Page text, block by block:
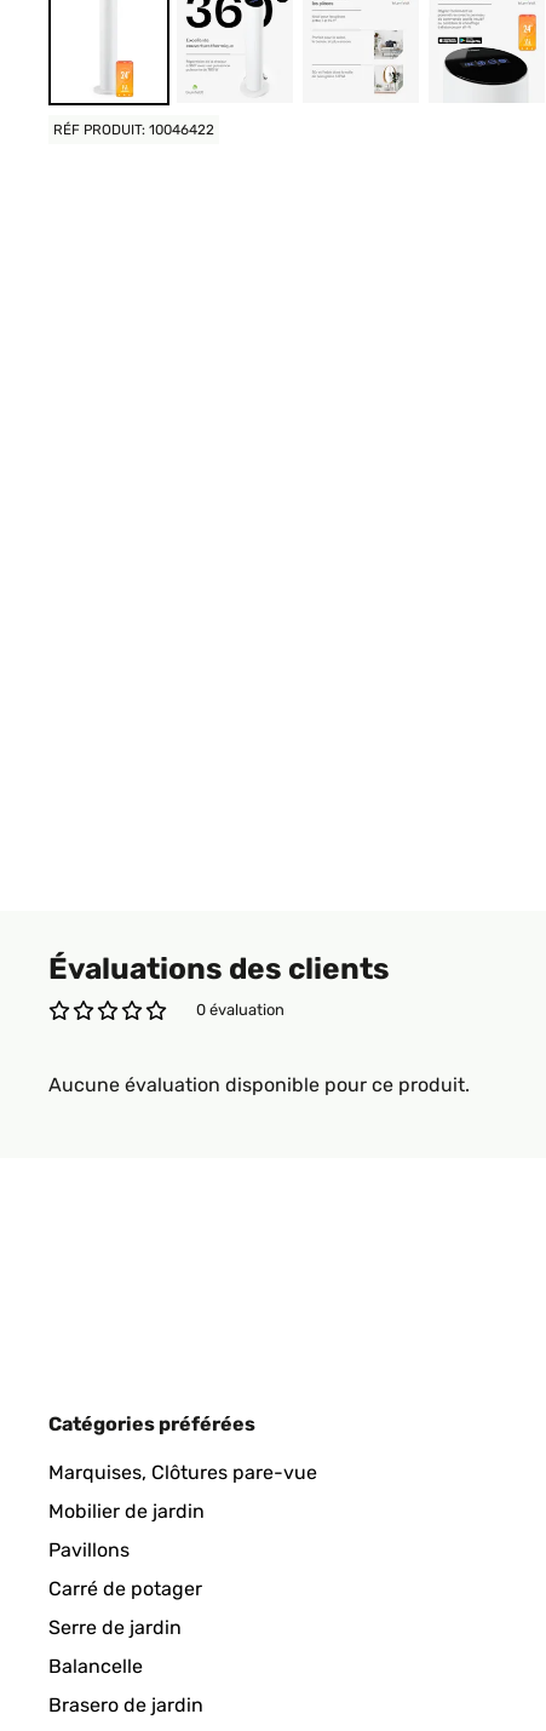
RÉF PRODUIT: 10046422
Évaluations des clients
0 évaluation
Aucune évaluation disponible pour ce produit.
Catégories préférées
Marquises, Clôtures pare-vue
Mobilier de jardin
Pavillons
Carré de potager
Serre de jardin
Balancelle
Brasero de jardin